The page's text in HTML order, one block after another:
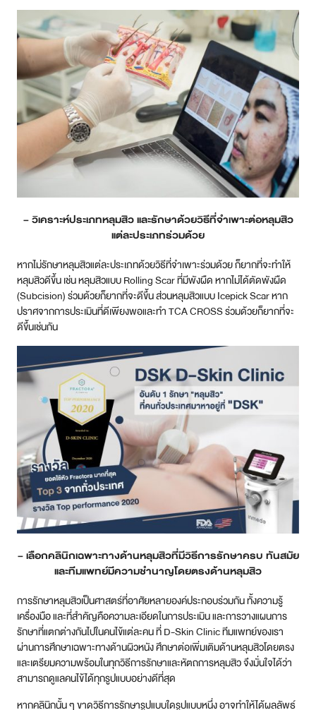
– วิเคราะห์ประเภทหลุมสิว และรักษาด้วยวิธีที่จำเพาะต่อหลุมสิว
แต่ละประเภทร่วมด้วย
หากไม่รักษาหลุมสิวแต่ละประเภทด้วยวิธีที่จำเพาะร่วมด้วย ก็ยากที่จะทำให้
หลุมสิวดีขึ้น เช่น หลุมสิวแบบ Rolling Scar ที่มีพังผืด หากไม่ได้ตัดพังผืด
(Subcision) ร่วมด้วยก็ยากที่จะดีขึ้น ส่วนหลุมสิวแบบ Icepick Scar หาก
ปราศจากการประเมินที่ดีเพียงพอและทำ TCA CROSS ร่วมด้วยก็ยากที่จะ
ดีขึ้นเช่นกัน
– เลือกคลินิกเฉพาะทางด้านหลุมสิวที่มีวิธีการรักษาครบ ทันสมัย
และทีมแพทย์มีความชำนาญโดยตรงด้านหลุมสิว
การรักษาหลุมสิวเป็นศาสตร์ที่อาศัยหลายองค์ประกอบร่วมกัน ทั้งความรู้
เครื่องมือ และที่สำคัญคือความละเอียดในการประเมิน และการวางแผนการ
รักษาที่แตกต่างกันไปในคนไข้แต่ละคน ที่ D-Skin Clinic ทีมแพทย์ของเรา
ผ่านการศึกษาเฉพาะทางด้านผิวหนัง ศึกษาต่อเพิ่มเติมด้านหลุมสิวโดยตรง
และเตรียมความพร้อมในทุกวิธีการรักษาและหัตถการหลุมสิว จึงมั่นใจได้ว่า
สามารถดูแลคนไข้ได้ทุกรูปแบบอย่างดีที่สุด
หากคลินิกนั้น ๆ ขาดวิธีการรักษารูปแบบใดรูปแบบหนึ่ง อาจทำให้ได้ผลลัพธ์